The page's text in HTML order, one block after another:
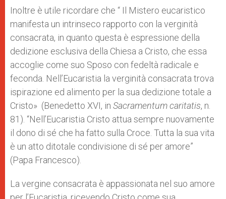
Inoltre è utile ricordare che “ Il Mistero eucaristico
manifesta un intrinseco rapporto con la verginità
consacrata, in quanto questa è espressione della
dedizione esclusiva della Chiesa a Cristo, che essa
accoglie come suo Sposo con fedeltà radicale e
feconda. Nell’Eucaristia la verginità consacrata trova
ispirazione ed alimento per la sua dedizione totale a
Cristo» (Benedetto XVI, in Sacramentum caritatis, n.
81). “Nell’Eucaristia Cristo attua sempre nuovamente
il dono di sé che ha fatto sulla Croce. Tutta la sua vita
è un atto ditotale condivisione di sé per amore”
(Papa Francesco).
La vergine consacrata è appassionata nel suo amore